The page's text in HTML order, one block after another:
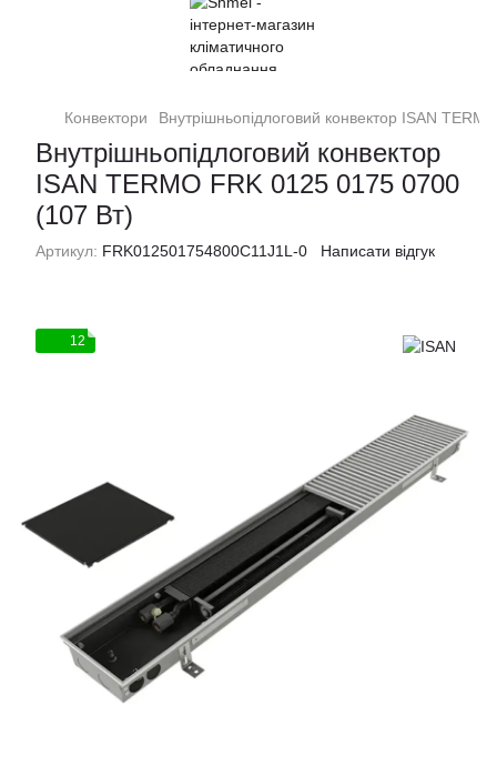
Конвектори Внутрішньопідлоговий конвектор ISAN
Внутрішньопідлоговий конвектор
ISAN TERMO FRK 0125 0175 0700
(107 Вт)
Артикул: FRK012501754800C11J1L-0 Написати відгук
12